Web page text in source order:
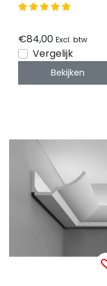
€84,00 Excl. btw
Vergelijk
Bekijken